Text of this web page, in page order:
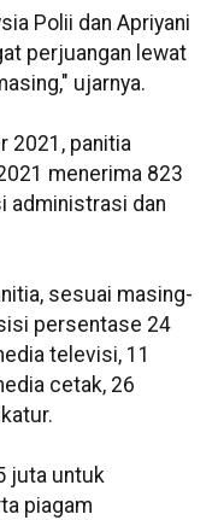
Polii dan Apriyani
perjuangan lewat
ujarnya.
2021, panitia
menerima 823
administrasi dan
sesuai masing-
persentase 24
televisi, 11
cetak, 26
juta untuk
piagam